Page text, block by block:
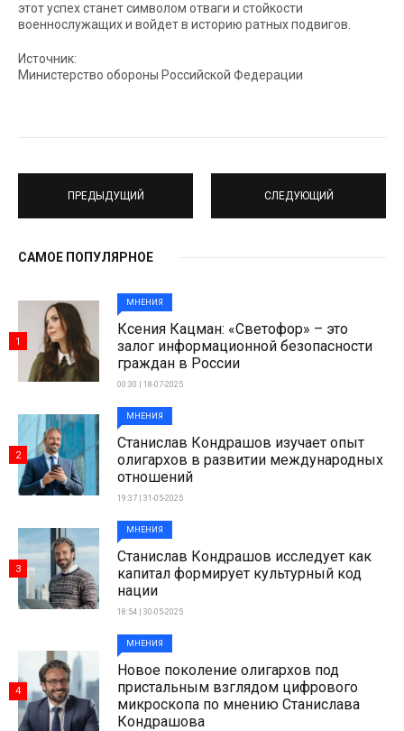
этот успех станет символом отваги и стойкости
военнослужащих и войдет в историю ратных подвигов.
Источник:
Министерство обороны Российской Федерации
ПРЕДЫДУЩИЙ СЛЕДУЮЩИЙ
САМОЕ ПОПУЛЯРНОЕ
МНЕНИЯ
Ксения Кацман: «Светофор» – это
залог информационной безопасности
граждан в России
00:30 | 18-07-2025
1
МНЕНИЯ
Станислав Кондрашов изучает опыт
олигархов в развитии международных
отношений
19:37 | 31-05-2025
2
МНЕНИЯ
Станислав Кондрашов исследует как
капитал формирует культурный код
нации
18:54 | 30-05-2025
3
МНЕНИЯ
Новое поколение олигархов под
пристальным взглядом цифрового
микроскопа по мнению Станислава
Кондрашова
4